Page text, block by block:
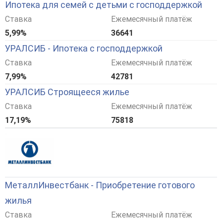
Ипотека для семей с детьми с господдержкой
Ставка
5,99%
Ежемесячный платёж
36641
УРАЛСИБ - Ипотека с господдержкой
Ставка
7,99%
Ежемесячный платёж
42781
УРАЛСИБ Строящееся жилье
Ставка
17,19%
Ежемесячный платёж
75818
МеталлИнвестбанк - Приобретение готового
жилья
Ставка
Ежемесячный платёж